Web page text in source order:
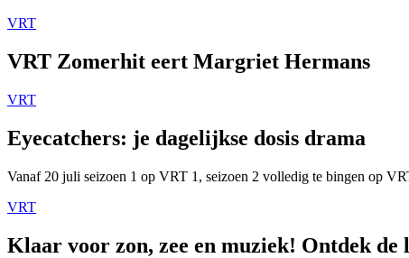
VRT
VRT Zomerhit eert Margriet Hermans
VRT
Eyecatchers: je dagelijkse dosis drama
Vanaf 20 juli seizoen 1 op VRT 1, seizoen 2 volledig te bingen op
VRT
Klaar voor zon, zee en muziek! Ontdek